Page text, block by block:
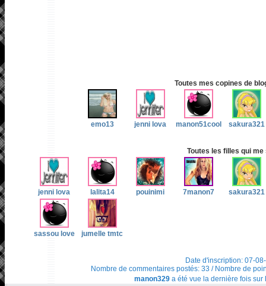
Toutes mes copines de
emo13 jenni lova manon51cool sakura321
Toutes les filles qui me
jenni lova lalita14 pouinimi 7manon7 sakura321
sassou love jumelle tmtc
Date d'inscription: 07-
Nombre de commentaires postés: 33 / Nombre de
manon329a été vue la dernière fois sur